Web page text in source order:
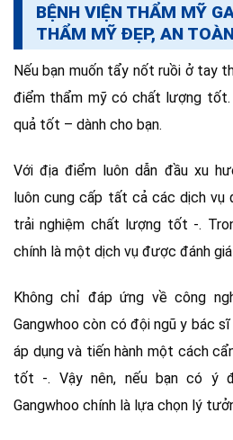
BỆNH VIỆN THẨM MỸ
THẨM MỸ ĐẸP, AN
Nếu bạn muốn tẩy nốt ruồi ở tay
điểm thẩm mỹ có chất lượng
quả tốt – dành cho bạn.
Với địa điểm luôn dẫn đầu xu
luôn cung cấp tất cả các dịch vụ
trải nghiệm chất lượng tốt -.
chính là một dịch vụ được đánh
Không chỉ đáp ứng về công
Gangwhoo còn có đội ngũ y bác sĩ
áp dụng và tiến hành một cách
tốt -. Vậy nên, nếu bạn có ý
Gangwhoo chính là lựa chọn lý